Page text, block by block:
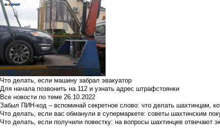
Что делать, если машину забрал эвакуатор
Для начала позвонить на 112 и узнать адрес штрафстоянки
Все новости по теме 26.10.2022
Забыл ПИН-код – вспоминай секретное слово: что делать шахтинцам,
Что делать, если вас обманули в супермаркете: советы шахтинским
Что делать, если получили повестку: на вопросы шахтинцев отвечают